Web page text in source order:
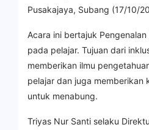
Pusakajaya, Subang (17/10/
Acara ini bertajuk Pengenalan
pada pelajar. Tujuan dari
memberikan ilmu
pelajar dan juga memberikan
untuk menabung.
Triyas Nur Santi selaku